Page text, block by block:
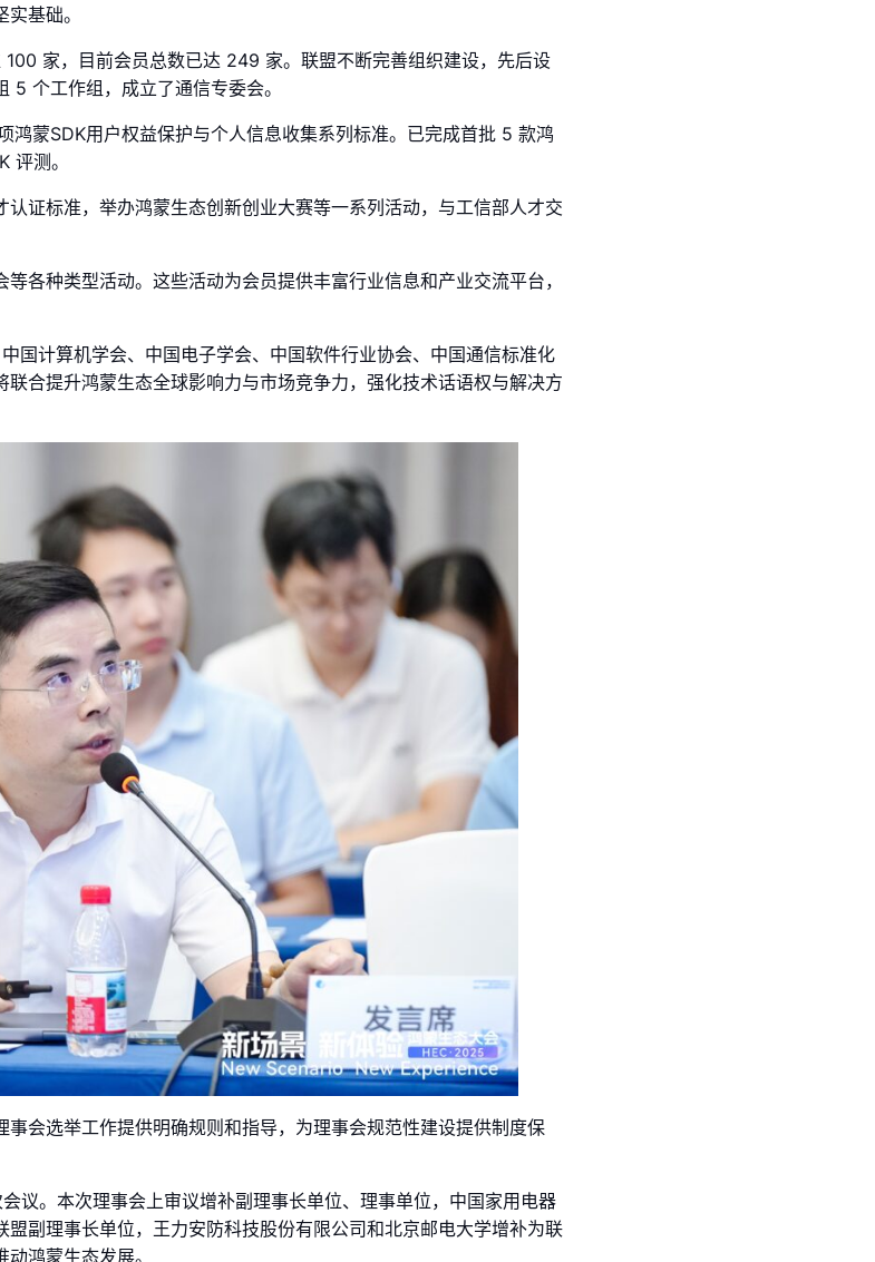
基础。
家，目前会员总数已达 249 家。联盟不断完善组织建设，先后设
个工作组，成立了通信专委会。
鸿蒙SDK用户权益保护与个人信息收集系列标准。已完成首批 5 款鸿
评测。
证标准，举办鸿蒙生态创新创业大赛等一系列活动，与工信部人才交
各种类型活动。这些活动为会员提供丰富行业信息和产业交流平台，
国计算机学会、中国电子学会、中国软件行业协会、中国通信标准化
合提升鸿蒙生态全球影响力与市场竞争力，强化技术话语权与解决方
会选举工作提供明确规则和指导，为理事会规范性建设提供制度保
议。本次理事会上审议增补副理事长单位、理事单位，中国家用电器
副理事长单位，王力安防科技股份有限公司和北京邮电大学增补为联
鸿蒙生态发展。